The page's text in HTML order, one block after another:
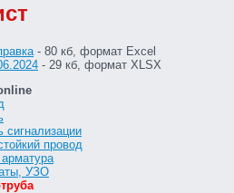
- 80 кб, формат Excel
- 29 кб, формат XLSX
сигнализации
провод
УЗО